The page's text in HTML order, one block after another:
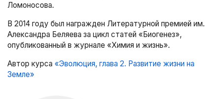
Ломоносова.
В 2014 году был награжден Литературной премией им.
Александра Беляева за цикл статей «Биогенез»,
опубликованный в журнале «Химия и жизнь».
Автор курса «Эволюция, глава 2. Развитие жизни на
Земле»